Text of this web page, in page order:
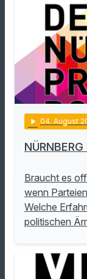
play_arrow 04. August
Braucht es
wenn
Welche
politischen